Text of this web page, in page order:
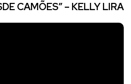
CAMÕES” – KELLY LIRA